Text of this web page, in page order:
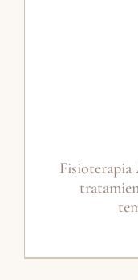
Fisioterapia